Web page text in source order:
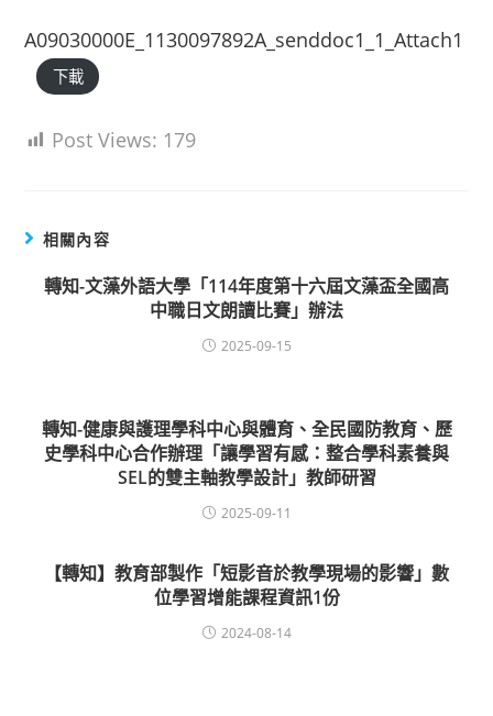
A09030000E_1130097892A_senddoc1_1_Attach1
下載
Post Views: 179
相關內容
轉知-文藻外語大學「114年度第十六屆文藻盃全國高
中職日文朗讀比賽」辦法
2025-09-15
轉知-健康與護理學科中心與體育、全民國防教育、歷
史學科中心合作辦理「讓學習有感：整合學科素養與
SEL的雙主軸教學設計」教師研習
2025-09-11
【轉知】教育部製作「短影音於教學現場的影響」數
位學習增能課程資訊1份
2024-08-14